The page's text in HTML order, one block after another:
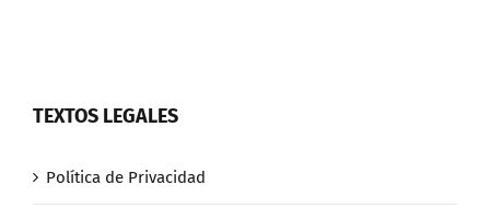
TEXTOS LEGALES
Política de Privacidad